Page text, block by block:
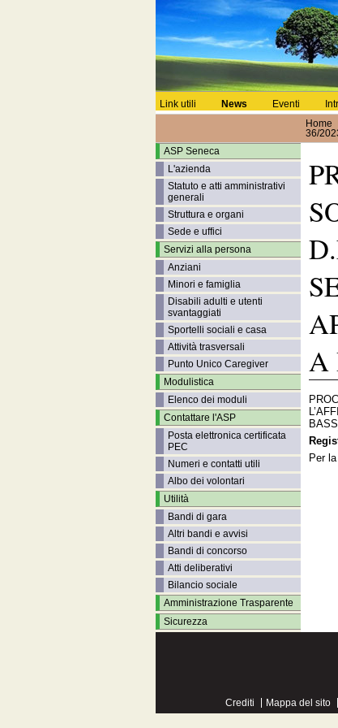
Link utili News Eventi
Home
36/
ASP Seneca
L'azienda
Statuto e atti amministrativi
generali
Struttura e organi
Sede e uffici
Servizi alla persona
Anziani
Minori e famiglia
Disabili adulti e utenti
svantaggiati
Sportelli sociali e casa
Attività trasversali
Punto Unico Caregiver
Modulistica
Elenco dei moduli
Contattare l'ASP
Posta elettronica certificata
PEC
Numeri e contatti utili
Albo dei volontari
Utilità
Bandi di gara
Altri bandi e avvisi
Bandi di concorso
Atti deliberativi
Bilancio sociale
Amministrazione Trasparente
Sicurezza
A
Per
Crediti
Mappa del sito